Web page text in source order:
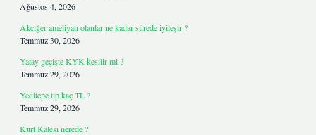
Ağustos 4, 2026
Akciğer ameliyatı olanlar ne kadar sürede iyileşir ?
Temmuz 30, 2026
Yatay geçişte KYK kesilir mi ?
Temmuz 29, 2026
Yeditepe tıp kaç TL ?
Temmuz 29, 2026
Kurt Kalesi nerede ?